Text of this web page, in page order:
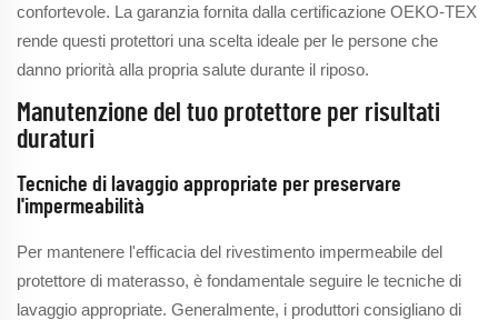
confortevole. La garanzia fornita dalla certificazione OEKO-TEX
rende questi protettori una scelta ideale per le persone che
danno priorità alla propria salute durante il riposo.
Manutenzione del tuo protettore per risultati
duraturi
Tecniche di lavaggio appropriate per preservare
l'impermeabilità
Per mantenere l'efficacia del rivestimento impermeabile del
protettore di materasso, è fondamentale seguire le tecniche di
lavaggio appropriate. Generalmente, i produttori consigliano di